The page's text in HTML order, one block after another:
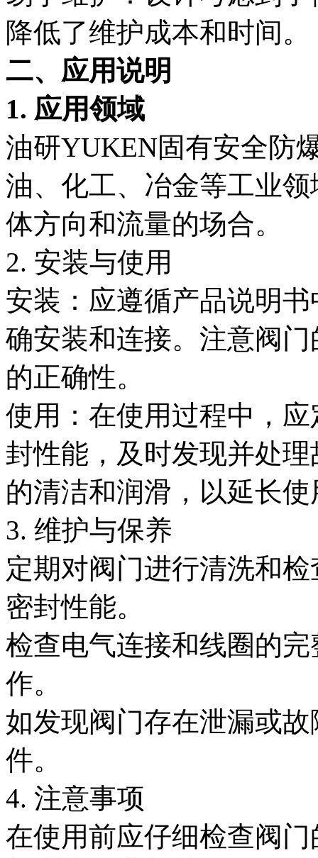
降低了维护成本和时间。
二、应用说明
1. 应用领域
油研YUKEN固有安全防
油、化工、冶金等工业
体方向和流量的场合。
2. 安装与使用
安装：应遵循产品说明
确安装和连接。注意阀
的正确性。
使用：在使用过程中，
封性能，及时发现并处
的清洁和润滑，以延长
3. 维护与保养
定期对阀门进行清洗和
密封性能。
检查电气连接和线圈的
作。
如发现阀门存在泄漏或
件。
4. 注意事项
在使用前应仔细检查阀